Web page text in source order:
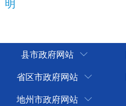
县市政府网站
省区市政府网站
地州市政府网站